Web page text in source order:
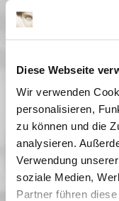
Diese Webseite
Wir verwenden
personalisieren,
zu können und die
analysieren.
Verwendung
soziale Medien,
Partner führen
nie ins Kitschige
Vergangene
04 April 2025 |
09 April 2025|
12 April 2025 |
17 April 2025|
19 April 2025|
20 April 2025|
29 April 2025|